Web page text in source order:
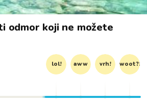
odmor koji ne možete
lol! aww vrh! woot?!